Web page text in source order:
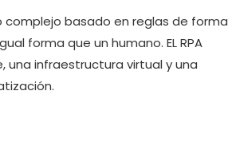
basado en reglas de forma
forma que un humano. EL RPA
infraestructura virtual y una